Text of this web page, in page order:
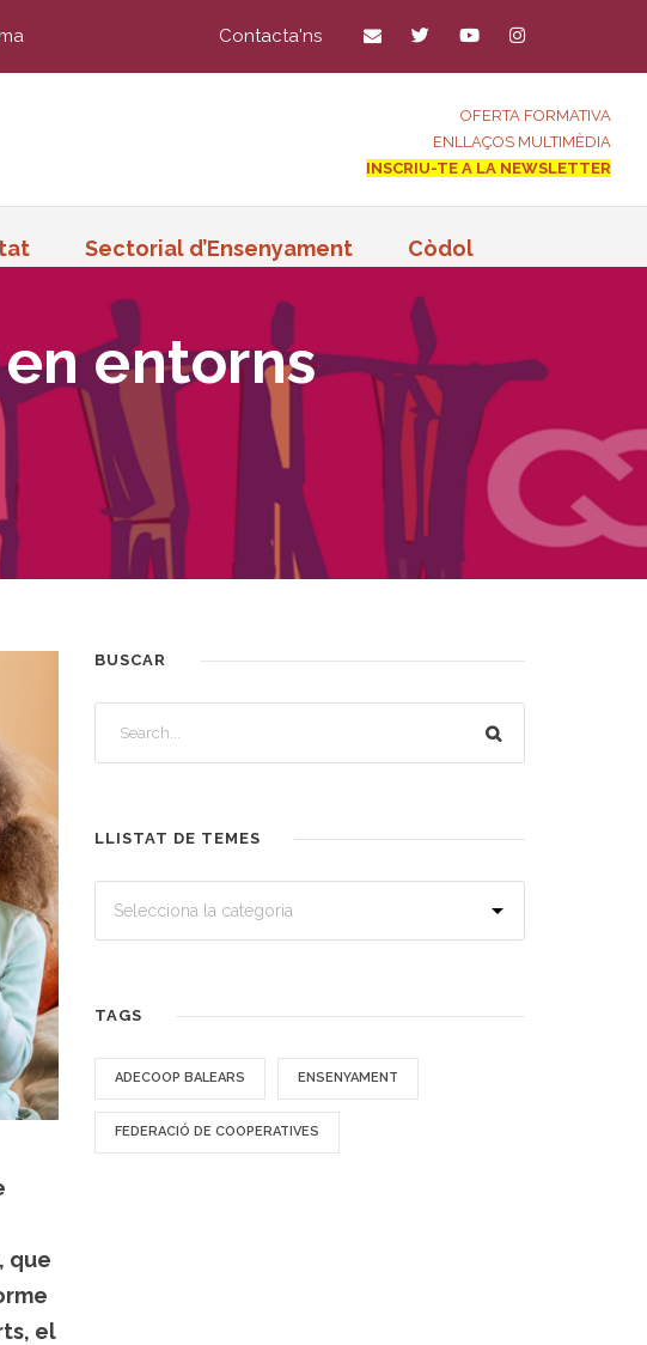
Contacta'ns
OFERTA FORMATIVA
ENLLAÇOS MULTIMÈDIA
INSCRIU-TE A LA NEWSLETTER
Sectorial d’Ensenyament Còdol
entorns
que
el
BUSCAR
LLISTAT DE TEMES
TAGS
ADECOOP BALEARS ENSENYAMENT
FEDERACIÓ DE COOPERATIVES